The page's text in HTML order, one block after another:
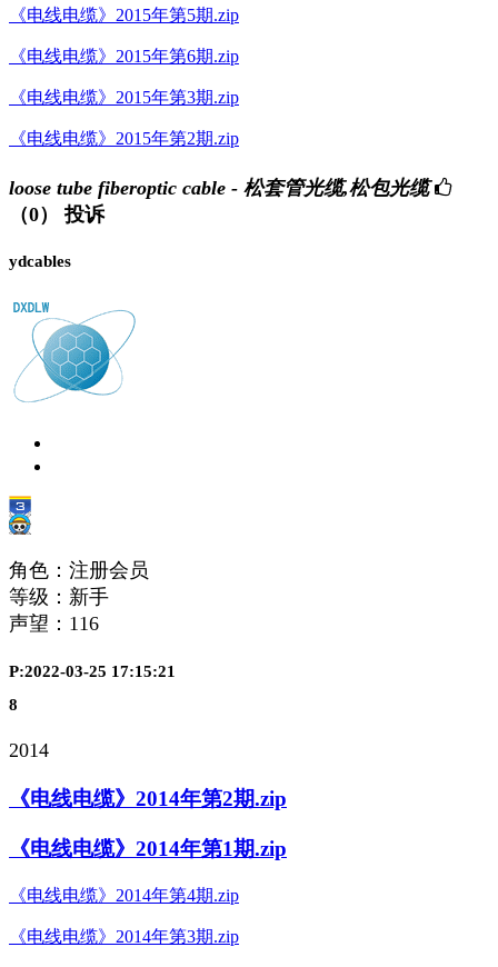
《电线电缆》2015年第5期.zip
《电线电缆》2015年第6期.zip
《电线电缆》2015年第3期.zip
《电线电缆》2015年第2期.zip
loose tube fiberoptic cable - 松套管光缆,松包光缆
（0）
投诉
ydcables
角色：注册会员
等级：新手
声望： 116
P:2022-03-25 17:15:21
8
2014
《电线电缆》2014年第2期.zip
《电线电缆》2014年第1期.zip
《电线电缆》2014年第4期.zip
《电线电缆》2014年第3期.zip